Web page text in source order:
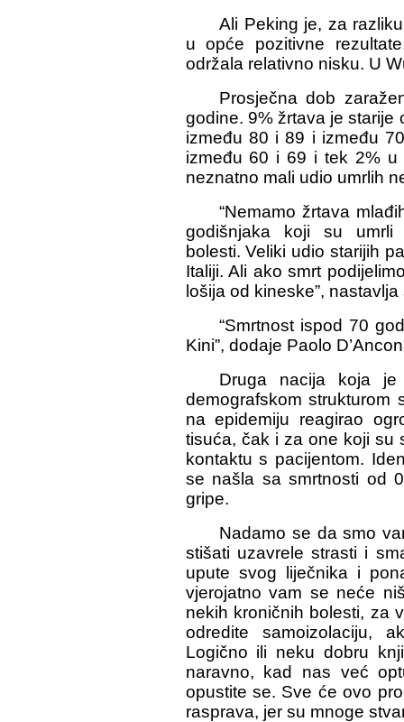
Ali Peking je, za
u opće pozitivne
održala relativno nisku. U
Prosječna dob
godine. 9% žrtava je starije
između 80 i 89 i između
između 60 i 69 i tek 2%
neznatno mali udio umrlih
“Nemamo žrtava
godišnjaka koji su
bolesti. Veliki udio starijih
Italiji. Ali ako smrt
lošija od kineske”,
“Smrtnost ispod 70
Kini”, dodaje Paolo
Druga nacija koja
demografskom strukturom
na epidemiju reagirao
tisuća, čak i za one koji su
kontaktu s pacijentom.
se našla sa smrtnosti od
gripe.
Nadamo se da smo
stišati uzavrele strasti i
upute svog liječnika i
vjerojatno vam se neće
nekih kroničnih bolesti, za
odredite samoizolaciju,
Logično ili neku dobru
naravno, kad nas već
opustite se. Sve će ovo
rasprava, jer su mnoge